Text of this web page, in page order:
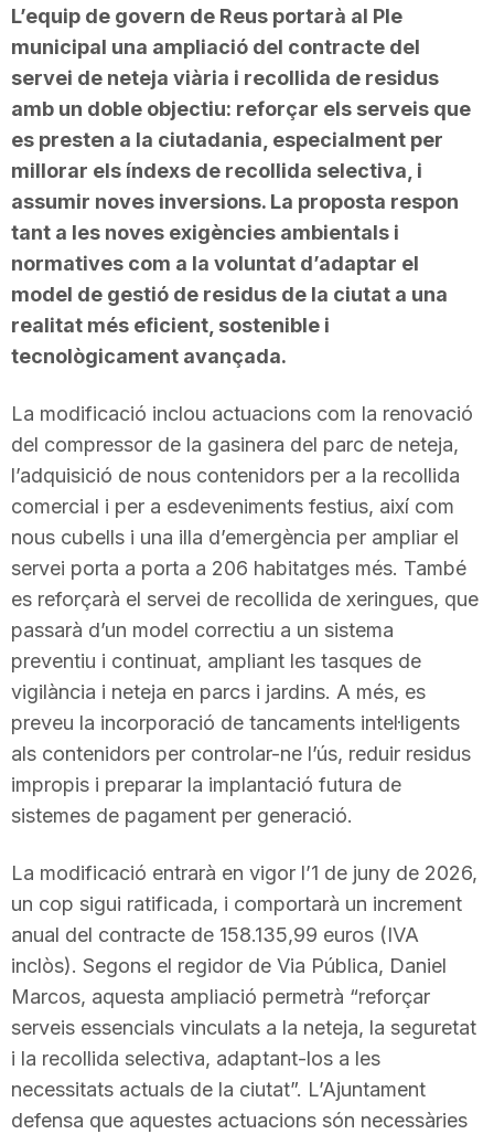
L’equip de govern de Reus portarà al Ple
municipal una ampliació del contracte del
servei de neteja viària i recollida de residus
amb un doble objectiu: reforçar els serveis que
es presten a la ciutadania, especialment per
millorar els índexs de recollida selectiva, i
assumir noves inversions. La proposta respon
tant a les noves exigències ambientals i
normatives com a la voluntat d’adaptar el
model de gestió de residus de la ciutat a una
realitat més eficient, sostenible i
tecnològicament avançada.
La modificació inclou actuacions com la renovació
del compressor de la gasinera del parc de neteja,
l’adquisició de nous contenidors per a la recollida
comercial i per a esdeveniments festius, així com
nous cubells i una illa d’emergència per ampliar el
servei porta a porta a 206 habitatges més. També
es reforçarà el servei de recollida de xeringues, que
passarà d’un model correctiu a un sistema
preventiu i continuat, ampliant les tasques de
vigilància i neteja en parcs i jardins. A més, es
preveu la incorporació de tancaments intel·ligents
als contenidors per controlar-ne l’ús, reduir residus
impropis i preparar la implantació futura de
sistemes de pagament per generació.
La modificació entrarà en vigor l’1 de juny de 2026,
un cop sigui ratificada, i comportarà un increment
anual del contracte de 158.135,99 euros (IVA
inclòs). Segons el regidor de Via Pública, Daniel
Marcos, aquesta ampliació permetrà “reforçar
serveis essencials vinculats a la neteja, la seguretat
i la recollida selectiva, adaptant-los a les
necessitats actuals de la ciutat”. L’Ajuntament
defensa que aquestes actuacions són necessàries